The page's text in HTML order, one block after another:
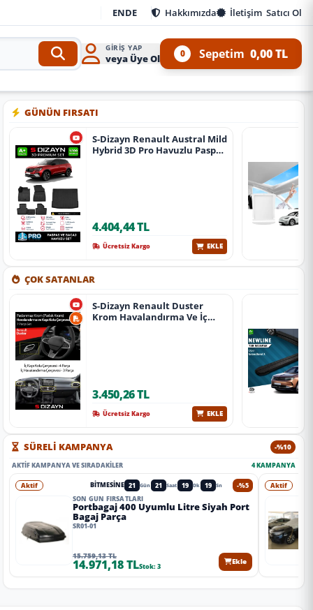
ENDE Hakkımızda İletişim Satıcı Ol
GIRIŞ YAP
veya Üye Ol 0 Sepetim 0,00 TL
GÜNÜN FIRSATI
S-Dizayn Renault Austral Mild
Hybrid 3D Pro Havuzlu Paspas
4.404,44 TL
Ücretsiz Kargo EKLE
ÇOK SATANLAR
S-Dizayn Renault Duster
Krom Havalandırma Ve İç
3.450,26 TL
Ücretsiz Kargo EKLE
SÜRELİ KAMPANYA -%10
AKTIF KAMPANYA VE SIRADAKILER 4 KAMPANYA
-%5
Aktif BITMESINE 21 Gün 21 Saat 19 Dk 17 Sn
SON GÜN FIRSATLARI
Portbagaj 400 Uyumlu Litre Siyah Port
Bagaj Parça
SR01-01
15.759,13 TL
14.971,18 TLStok: 3
Ekle
Aktif